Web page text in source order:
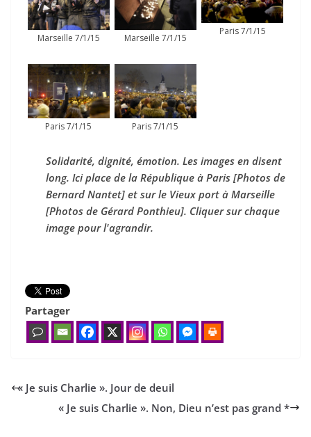
Marseille 7/1/15 Marseille 7/1/15
Paris 7/1/15
Paris 7/1/15 Paris 7/1/15
Solidarité, dignité, émotion. Les images en disent
long. Ici place de la République à Paris [Photos de
Bernard Nantet] et sur le Vieux port à Marseille
[Photos de Gérard Ponthieu]. Cliquer sur chaque
image pour l'agrandir.
Partager
« Je suis Charlie ». Jour de deuil
« Je suis Charlie ». Non, Dieu n’est pas grand *